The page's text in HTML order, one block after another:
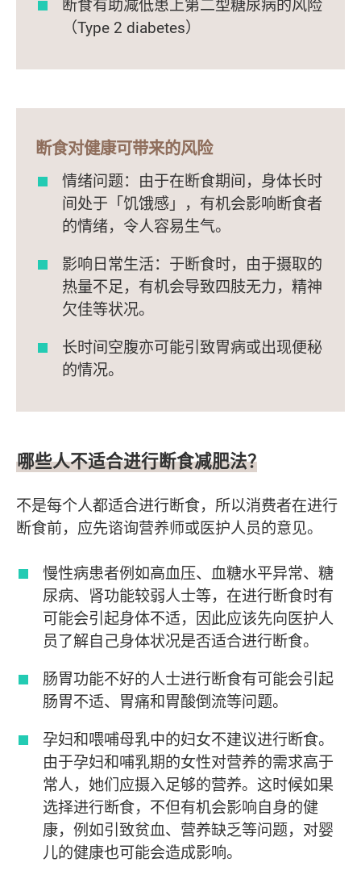
断食有助减低患上第二型糖尿病的风险
（Type 2 diabetes）
断食对健康可带来的风险
情绪问题：由于在断食期间，身体长时
间处于「饥饿感」，有机会影响断食者
的情绪，令人容易生气。
影响日常生活：于断食时，由于摄取的
热量不足，有机会导致四肢无力，精神
欠佳等状况。
长时间空腹亦可能引致胃病或出现便秘
的情况。
哪些人不适合进行断食减肥法？
不是每个人都适合进行断食，所以消费者在进行
断食前，应先谘询营养师或医护人员的意见。
慢性病患者例如高血压、血糖水平异常、糖
尿病、肾功能较弱人士等，在进行断食时有
可能会引起身体不适，因此应该先向医护人
员了解自己身体状况是否适合进行断食。
肠胃功能不好的人士进行断食有可能会引起
肠胃不适、胃痛和胃酸倒流等问题。
孕妇和喂哺母乳中的妇女不建议进行断食。
由于孕妇和哺乳期的女性对营养的需求高于
常人，她们应摄入足够的营养。这时候如果
选择进行断食，不但有机会影响自身的健
康，例如引致贫血、营养缺乏等问题，对婴
儿的健康也可能会造成影响。